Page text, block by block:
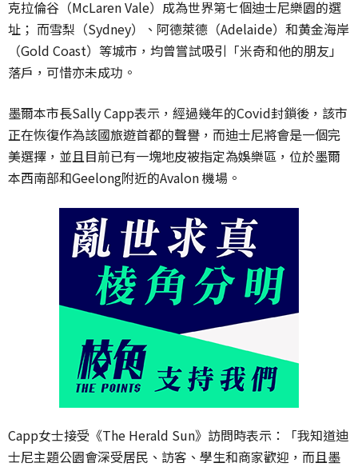
克拉倫谷（McLaren Vale）成為世界第七個迪士尼樂園的選
址； 而雪梨（Sydney）、阿德萊德（Adelaide）和黄金海岸
（Gold Coast）等城市，均曾嘗試吸引「米奇和他的朋友」
落戶，可惜亦未成功。
墨爾本市長Sally Capp表示，經過幾年的Covid封鎖後，該市
正在恢復作為該國旅遊首都的聲譽，而迪士尼將會是一個完
美選擇，並且目前已有一塊地皮被指定為娛樂區，位於墨爾
本西南部和Geelong附近的Avalon 機場。
Capp女士接受《The Herald Sun》訪問時表示：「我知道迪
士尼主題公園會深受居民、訪客、學生和商家歡迎，而且墨